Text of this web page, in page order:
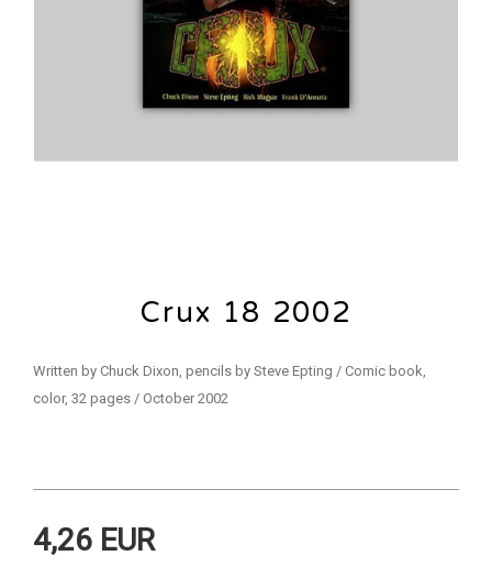
Crux 18 2002
Written by Chuck Dixon, pencils by Steve Epting / Comic book,
color, 32 pages / October 2002
4,26 EUR